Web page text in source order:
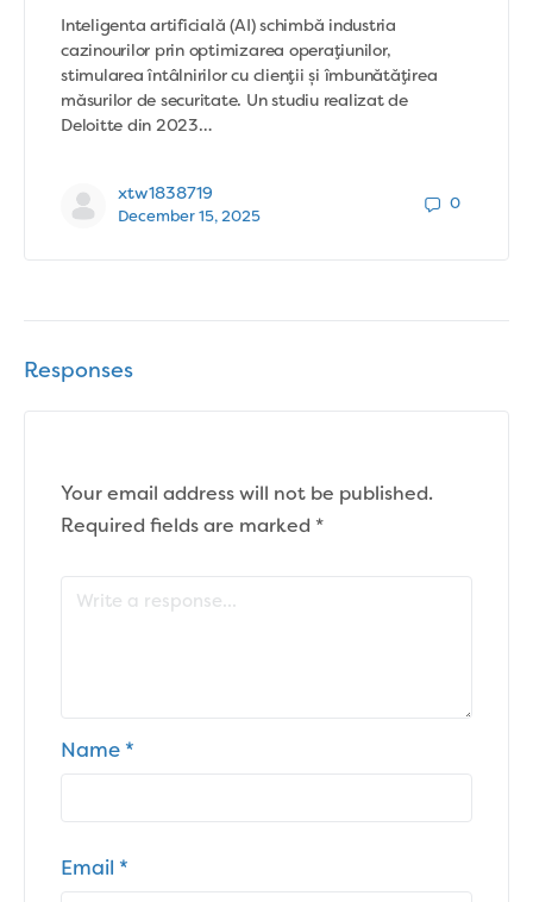
Inteligenta artificială (AI) schimbă industria
cazinourilor prin optimizarea operațiunilor,
stimularea întâlnirilor cu clienții și îmbunătățirea
măsurilor de securitate. Un studiu realizat de
Deloitte din 2023…
xtw1838719
December 15, 2025
0
Responses
Your email address will not be published.
Required fields are marked *
Name *
Email *